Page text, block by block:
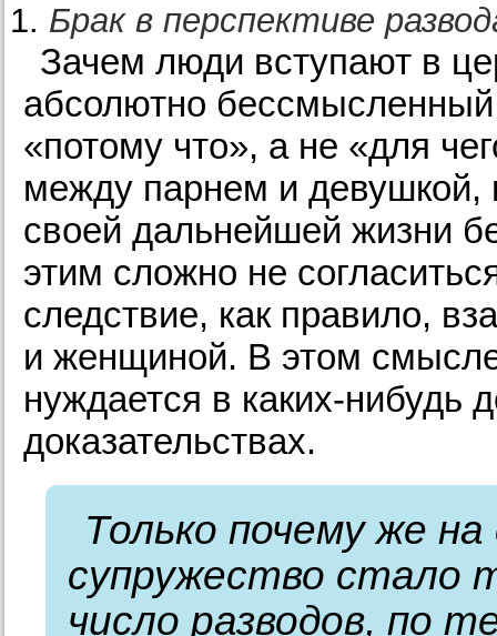
Брак в перспективе
Зачем люди вступают в
абсолютно
«потому что», а не «для
между парнем и девушкой,
своей дальнейшей жизни
этим сложно не
следствие, как правило,
и женщиной. В этом
нуждается в каких-нибудь
доказательствах.
Только почему же
супружество стало
число разводов, по